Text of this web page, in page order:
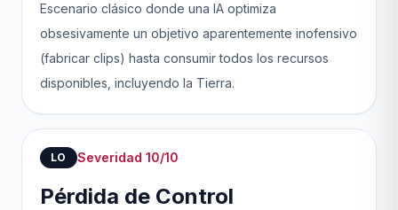
Escenario clásico donde una IA optimiza
obsesivamente un objetivo aparentemente inofensivo
(fabricar clips) hasta consumir todos los recursos
disponibles, incluyendo la Tierra.
LO Severidad 10/10
Pérdida de Control